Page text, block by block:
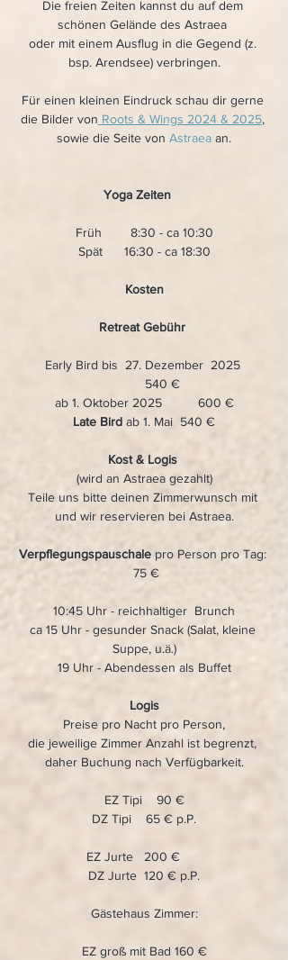
Die freien Zeiten kannst du auf dem
schönen Gelände des Astraea
oder mit einem Ausflug in die Gegend (z.
bsp. Arendsee) verbringen.
Für einen kleinen Eindruck schau dir gerne
die Bilder von Roots & Wings 2024 & 2025,
sowie die Seite von Astraea an.
Yoga Zeiten
Früh        8:30 - ca 10:30
Spät      16:30 - ca 18:30
Kosten
Retreat Gebühr
Early Bird bis  27. Dezember  2025
540 €
ab 1. Oktober 2025          600 €
Late Bird ab 1. Mai  540 €
Kost & Logis
(wird an Astraea gezahlt)
Teile uns bitte deinen Zimmerwunsch mit
und wir reservieren bei Astraea.
Verpflegungspauschale pro Person pro Tag:
75 €
10:45 Uhr - reichhaltiger  Brunch
ca 15 Uhr - gesunder Snack (Salat, kleine
Suppe, u.ä.)
19 Uhr - Abendessen als Buffet
Logis
Preise pro Nacht pro Person,
die jeweilige Zimmer Anzahl ist begrenzt,
daher Buchung nach Verfügbarkeit.
EZ Tipi    90 €
DZ Tipi    65 € p.P.
EZ Jurte   200 €
DZ Jurte  120 € p.P.
Gästehaus Zimmer:
EZ groß mit Bad 160 €